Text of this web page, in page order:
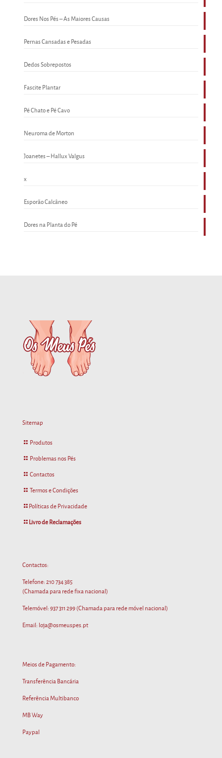
Dores Nos Pés – As Maiores Causas
Pernas Cansadas e Pesadas
Dedos Sobrepostos
Fascite Plantar
Pé Chato e Pé Cavo
Neuroma de Morton
Joanetes – Hallux Valgus
x
Esporão Calcâneo
Dores na Planta do Pé
Sitemap
Produtos
Problemas nos Pés
Contactos
Termos e Condições
Políticas de Privacidade
Livro de Reclamações
Contactos:
Telefone: 210 734 385
(Chamada para rede fixa nacional)
Telemóvel: 937 311 299 (Chamada para rede móvel nacional)
Email: loja@osmeuspes.pt
Meios de Pagamento:
Transferência Bancária
Referência Multibanco
MB Way
Paypal